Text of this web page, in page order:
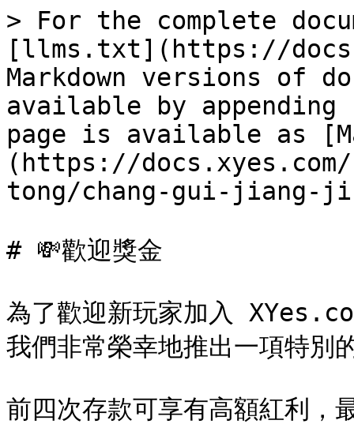
> For the complete
[llms.txt](https://
Markdown versions of
available by
page is available as
(https://
tong/chang-gui-jiang-
# 💸歡迎獎金
為了歡迎新玩家加入
我們非常榮幸地推出一項特別
前四次存款可享有高額紅利